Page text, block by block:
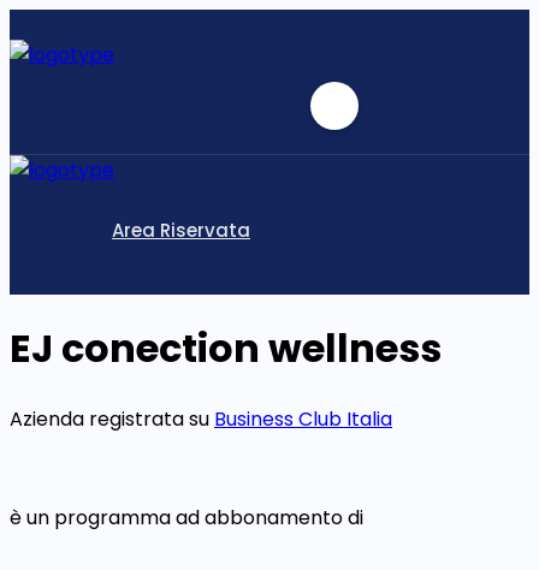
Area Riservata
EJ conection wellness
Azienda registrata su Business Club Italia
è un programma ad abbonamento di